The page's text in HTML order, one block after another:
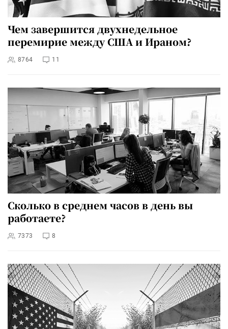
Чем завершится двухнедельное
перемирие между США и Ираном?
8764 11
Сколько в среднем часов в день вы
работаете?
7373 8